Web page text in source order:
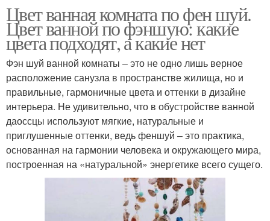
Цвет ванная комната по фен шуй.
Цвет ванной по фэншую: какие
цвета подходят, а какие нет
Фэн шуй ванной комнаты – это не одно лишь верное
расположение санузла в пространстве жилища, но и
правильные, гармоничные цвета и оттенки в дизайне
интерьера. Не удивительно, что в обустройстве ванной
даоссцы используют мягкие, натуральные и
приглушенные оттенки, ведь феншуй – это практика,
основанная на гармонии человека и окружающего мира,
построенная на «натуральной» энергетике всего сущего.